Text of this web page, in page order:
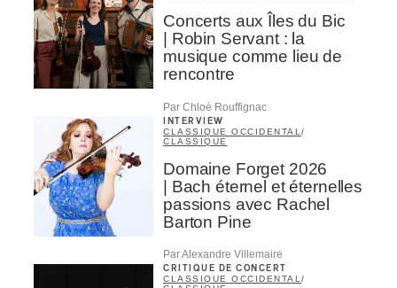
Concerts aux Îles du Bic
| Robin Servant : la
musique comme lieu de
rencontre
Par Chloé Rouffignac
INTERVIEW
CLASSIQUE OCCIDENTAL /
CLASSIQUE
Domaine Forget 2026
| Bach éternel et éternelles
passions avec Rachel
Barton Pine
Par Alexandre Villemaire
CRITIQUE DE CONCERT
CLASSIQUE OCCIDENTAL /